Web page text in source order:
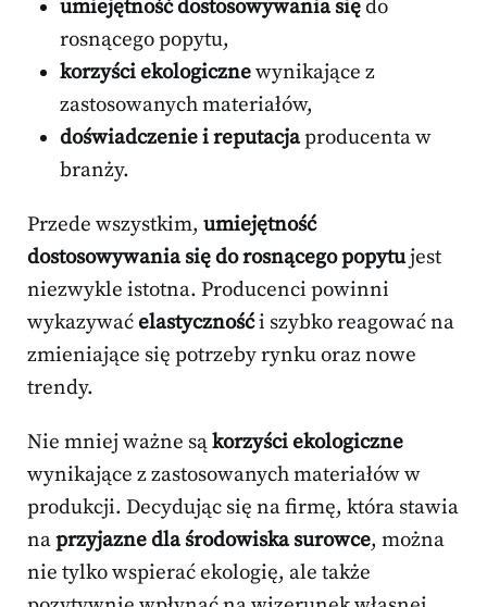
umiejętność dostosowywania siędo
rosnącego popytu,
korzyści ekologicznewynikające z
zastosowanych materiałów,
doświadczenie i reputacjaproducenta w
branży.
Przede wszystkim, umiejętność
dostosowywania się do rosnącego popytujest
niezwykle istotna. Producenci powinni
wykazywaćelastycznośći szybko reagować na
zmieniające się potrzeby rynku oraz nowe
trendy.
Nie mniej ważne sąkorzyści ekologiczne
wynikające z zastosowanych materiałów w
produkcji. Decydując się na firmę, która stawia
naprzyjazne dla środowiska surowce, można
nie tylko wspierać ekologię, ale także